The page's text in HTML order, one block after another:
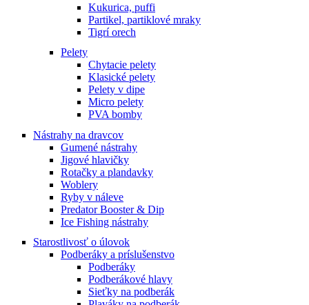
Kukurica, puffi
Partikel, partiklové mraky
Tigrí orech
Pelety
Chytacie pelety
Klasické pelety
Pelety v dipe
Micro pelety
PVA bomby
Nástrahy na dravcov
Gumené nástrahy
Jigové hlavičky
Rotačky a plandavky
Woblery
Ryby v náleve
Predator Booster & Dip
Ice Fishing nástrahy
Starostlivosť o úlovok
Podberáky a príslušenstvo
Podberáky
Podberákové hlavy
Sieťky na podberák